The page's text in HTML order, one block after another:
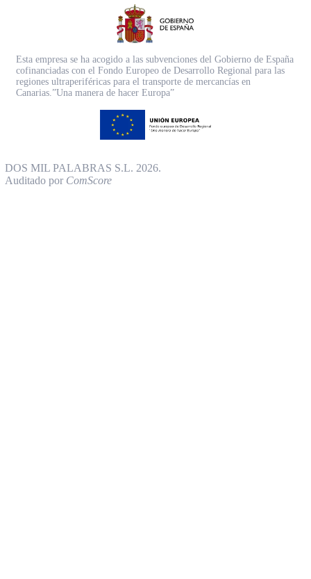
Esta empresa se ha acogido a las subvenciones del Gobierno de España
cofinanciadas con el Fondo Europeo de Desarrollo Regional para las
regiones ultraperiféricas para el transporte de mercancías en
Canarias.”Una manera de hacer Europa”
DOS MIL PALABRAS S.L. 2026.
Auditado por ComScore